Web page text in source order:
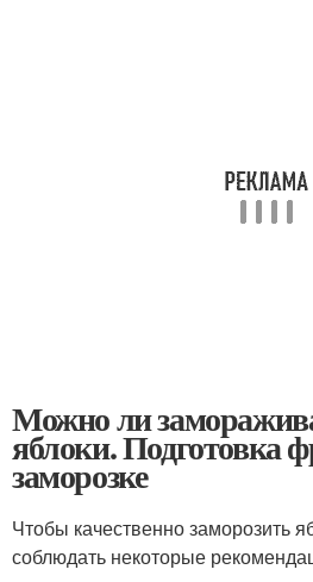
Можно ли
яблоки. Подготовка
заморозке
Чтобы качественно заморозить
соблюдать некоторые